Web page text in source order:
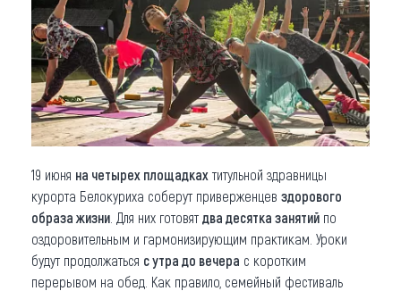
О регионе
Коллекция впечатлений
Другие рубрики
19 июня на четырех площадках титульной здравницы
курорта Белокуриха соберут приверженцев здорового
образа жизни . Для них готовят два десятка занятий по
оздоровительным и гармонизирующим практикам. Уроки
будут продолжаться с утра до вечера с коротким
перерывом на обед. Как правило, семейный фестиваль